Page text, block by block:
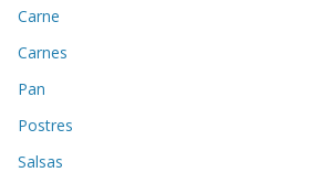
Carne
Carnes
Pan
Postres
Salsas